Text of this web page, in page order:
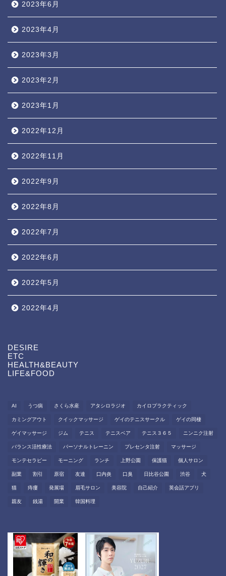
2023年6月
2023年4月
2023年3月
2023年2月
2023年1月
2022年12月
2022年11月
2022年9月
2022年8月
2022年7月
2022年6月
2022年5月
2022年4月
DESIRE
ETC
HEALTH&BEAUTY
LIFE&FOOD
AI うつ病 さくら水産 アタシロラジオ カイロプラクティック
カミングアウト クイックマッサージ ゲイのテニスサークル ゲイの同棲
ゲイマッサージ ジム テニス テニスベア テニス３６５ ニンニク注射
バランス活性療法 パーソナルトレーニン プレセンタ注射 マッサージ
モンテセラピー モーニング ランチ 上野公園 保護猫 個人サロン
副業 割引 原宿 友達 口内炎 口臭 日比谷公園 渋谷 犬
猫 痔瘻 発展場 眉毛サロン 美容院 自己紹介 英会話アプリ
親友 銭湯 開業 韓国料理